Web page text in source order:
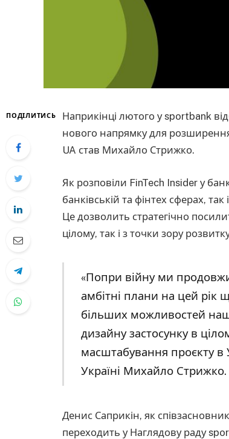
ПОДІЛИТИСЬ
Наприкінці лютого у sportbank
нового напрямку для
UA став Михайло Стрижко.
Як розповіли FinTech Insider у
банківській та фінтех сферах,
Це дозволить стратегічно
цілому, так і з точки зору
«Попри війну ми
амбітні плани на цей рік
більших можливостей
дизайну застосунку в
масштабування проєкту в
Україні Михайло Стрижко.
Денис Саприкін, як
переходить у Наглядову раду